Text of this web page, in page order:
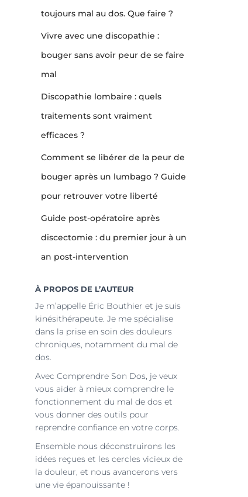
toujours mal au dos. Que faire ?
Vivre avec une discopathie :
bouger sans avoir peur de se faire
mal
Discopathie lombaire : quels
traitements sont vraiment
efficaces ?
Comment se libérer de la peur de
bouger après un lumbago ? Guide
pour retrouver votre liberté
Guide post-opératoire après
discectomie : du premier jour à un
an post-intervention
À PROPOS DE L’AUTEUR
Je m’appelle Éric Bouthier et je suis
kinésithérapeute. Je me spécialise
dans la prise en soin des douleurs
chroniques, notamment du mal de
dos.
Avec Comprendre Son Dos, je veux
vous aider à mieux comprendre le
fonctionnement du mal de dos et
vous donner des outils pour
reprendre confiance en votre corps.
Ensemble nous déconstruirons les
idées reçues et les cercles vicieux de
la douleur, et nous avancerons vers
une vie épanouissante !